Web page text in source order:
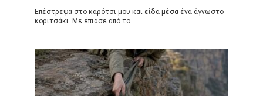
Επέστρεψα στο καρότσι μου και είδα μέσα ένα άγνωστο
κοριτσάκι. Με έπιασε από το